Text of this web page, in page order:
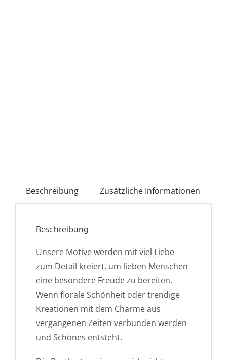
Beschreibung Zusätzliche Informationen
Beschreibung
Unsere Motive werden mit viel Liebe
zum Detail kreiert, um lieben Menschen
eine besondere Freude zu bereiten.
Wenn florale Schönheit oder trendige
Kreationen mit dem Charme aus
vergangenen Zeiten verbunden werden
und Schönes entsteht.